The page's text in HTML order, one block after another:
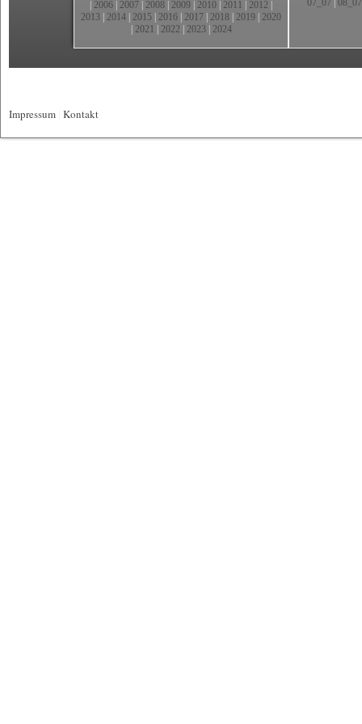
2006 2007 2008 2009 2010 2011 2012
2013 2014 2015 2016 2017 2018 2019 2020
2021 2022 2023| 2024
07_07 08_07
Impressum Kontakt